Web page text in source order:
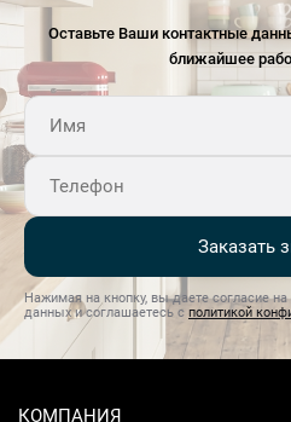
Оставьте Ваши контактные
ближайшее
Заказать
Нажимая на кнопку, вы даете согласие
данных и соглашаетесь с политикой
КОМПАНИЯ